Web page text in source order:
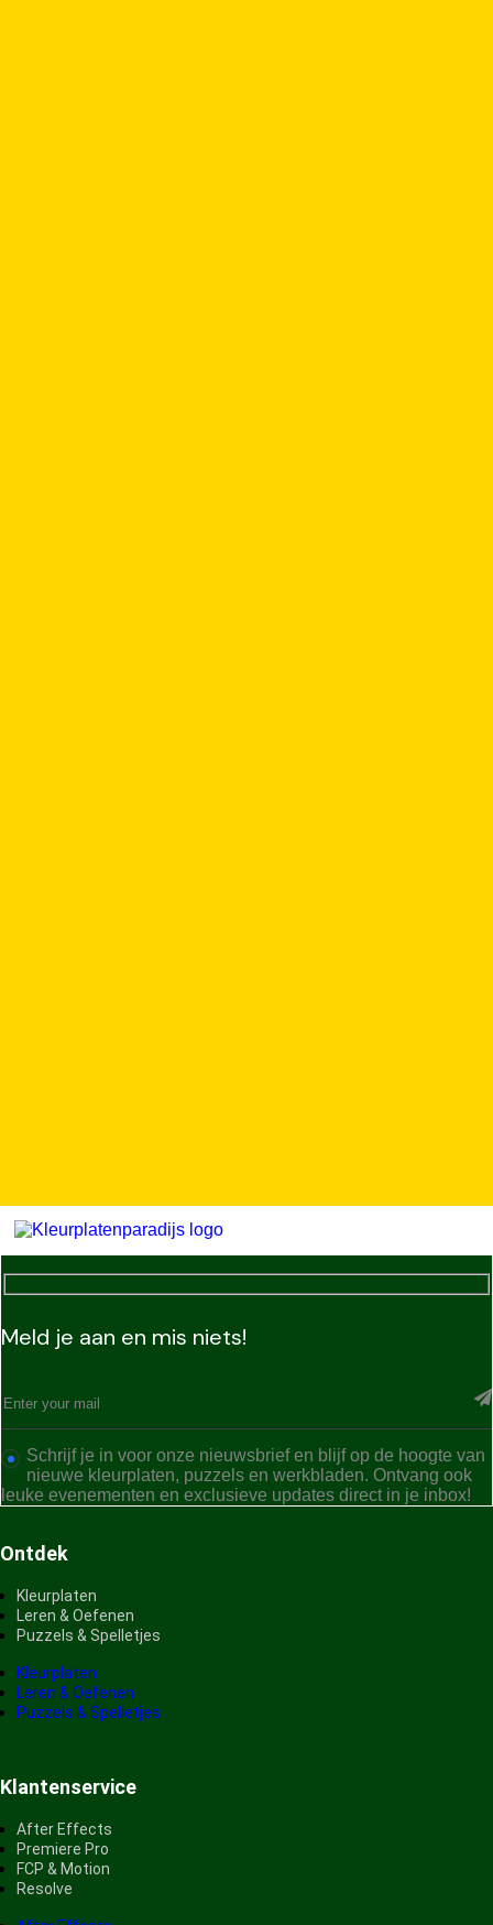
Meld je aan en mis niets!
Schrijf je in voor onze nieuwsbrief en blijf op de hoogte van
nieuwe kleurplaten, puzzels en werkbladen. Ontvang ook
leuke evenementen en exclusieve updates direct in je inbox!
Ontdek
Kleurplaten
Leren & Oefenen
Puzzels & Spelletjes
Kleurplaten
Leren & Oefenen
Puzzels & Spelletjes
Klantenservice
After Effects
Premiere Pro
FCP & Motion
Resolve